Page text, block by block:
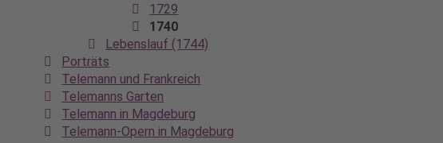
1729
1740
Lebenslauf (1744)
Porträts
Telemann und Frankreich
Telemanns Garten
Telemann in Magdeburg
Telemann-Opern in Magdeburg